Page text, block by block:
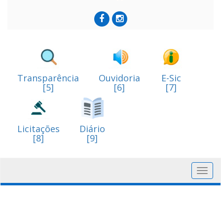
Transparência
[5]
Ouvidoria
[6]
E-Sic
[7]
Licitações
[8]
Diário
[9]